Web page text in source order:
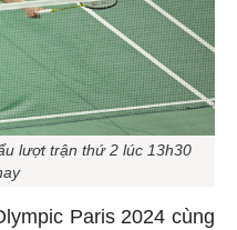
lượt trận thứ 2 lúc 13h30
Paris 2024 cùng